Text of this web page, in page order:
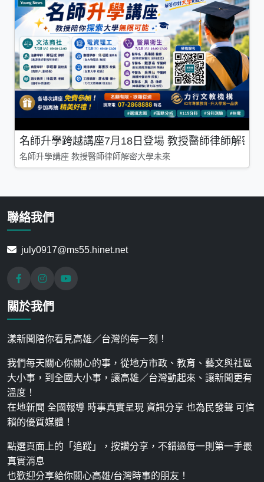
名師升學跨越講座7月18日登場 教授醫師律師解密
名師升學講座 教授醫師律師解密大學未來
聯絡我們
july0917@ms55.hinet.net
關於我們
漾新聞陪你看見高雄／台灣的每一刻！
我們每天關心你關心的事，從地方市政、教育、藝文與社區
大小事，到全國大小事，讓高雄／台灣動起來、讓新聞更有
溫度！
在地新聞 全國報導 時事真實呈現 資訊分享 也為民發聲 可信
賴的優質媒體！
點選頁面上的「追蹤」，按讚分享，不錯過每一則第一手最
真實消息
也歡迎分享給你關心高雄/台灣時事的朋友！